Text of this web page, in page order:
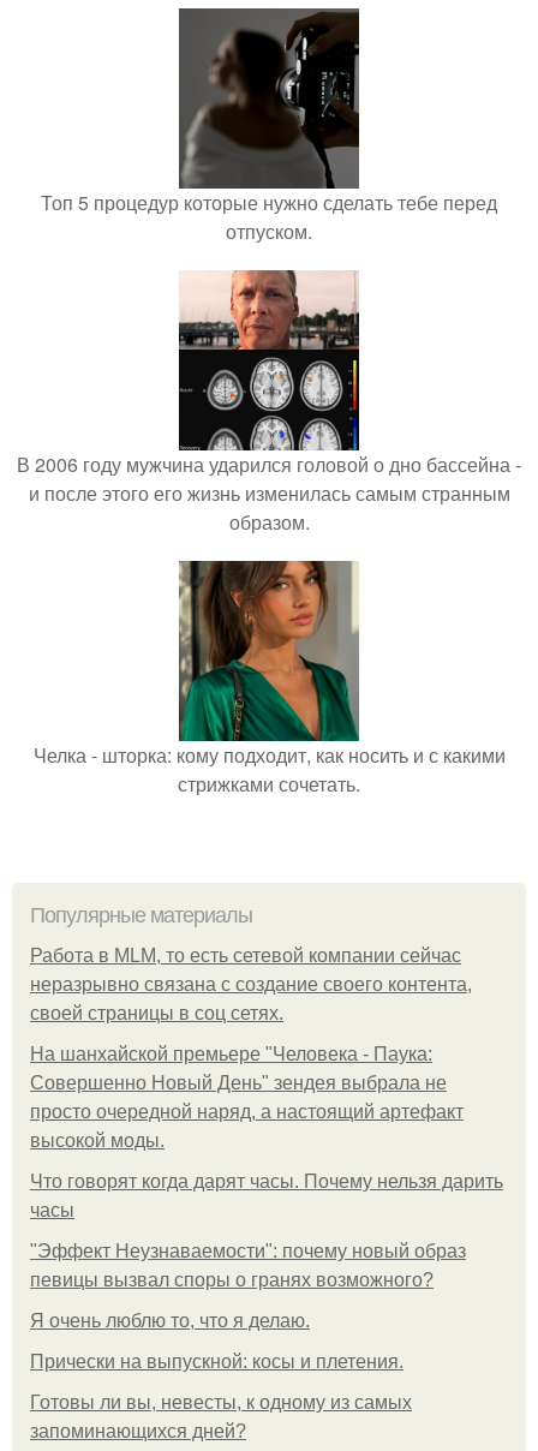
Топ 5 процедур которые нужно сделать тебе перед
отпуском.
В 2006 году мужчина ударился головой о дно бассейна -
и после этого его жизнь изменилась самым странным
образом.
Челка - шторка: кому подходит, как носить и с какими
стрижками сочетать.
Популярные материалы
Работа в MLM, то есть сетевой компании сейчас
неразрывно связана с создание своего контента,
своей страницы в соц сетях.
На шанхайской премьере "Человека - Паука:
Совершенно Новый День" зендея выбрала не
просто очередной наряд, а настоящий артефакт
высокой моды.
Что говорят когда дарят часы. Почему нельзя дарить
часы
"Эффект Неузнаваемости": почему новый образ
певицы вызвал споры о гранях возможного?
Я очень люблю то, что я делаю.
Прически на выпускной: косы и плетения.
Готовы ли вы, невесты, к одному из самых
запоминающихся дней?